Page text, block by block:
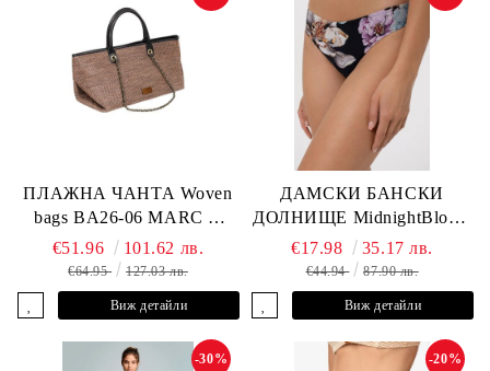
ПЛАЖНА ЧАНТА Woven
bags BA26-06 MARC &
ANDRE
€51.96 101.62 лв.
€64.95 127.03 лв.
Виж детайли
ДАМСКИ БАНСКИ
ДОЛНИЩЕ MidnightBloom
L2505-Z-MCR MARC &
ANDRE
€17.98 35.17 лв.
€44.94 87.90 лв.
Виж детайли
-30% -20%